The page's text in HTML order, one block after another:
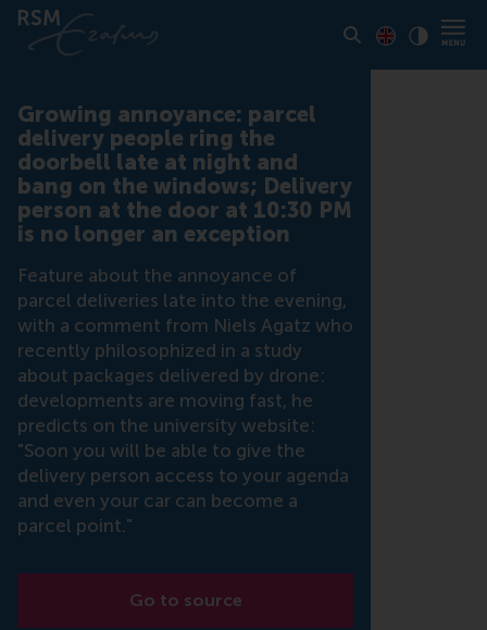
Growing annoyance: parcel
delivery people ring the
doorbell late at night and
bang on the windows; Delivery
person at the door at 10:30 PM
is no longer an exception
Feature about the annoyance of
parcel deliveries late into the evening,
with a comment from Niels Agatz who
recently philosophized in a study
about packages delivered by drone:
developments are moving fast, he
predicts on the university website:
"Soon you will be able to give the
delivery person access to your agenda
and even your car can become a
parcel point."
Go to source